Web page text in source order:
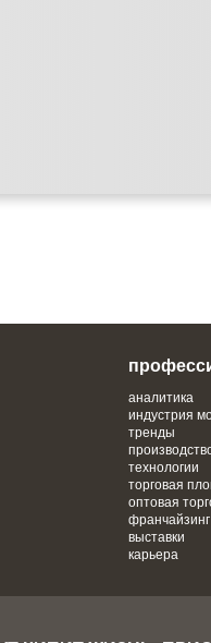
аналитика
индустрия
тренды
технологии
торговая
оптовая
франчайзинг
выставки
карьера